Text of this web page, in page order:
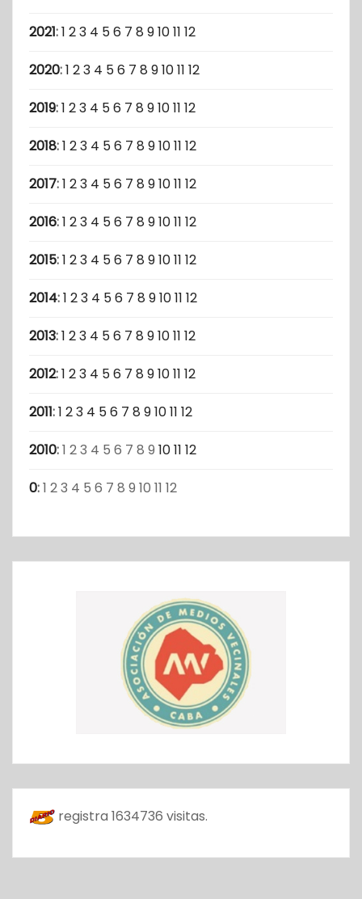
2021:1 23 4 56 7 8 91011 12
2020:1 23 4 56 7 8 91011 12
2019:1 23 4 56 7 8 91011 12
2018:1 23 4 56 7 8 91011 12
2017:1 23 4 56 7 8 91011 12
2016:1 23 4 56 7 8 91011 12
2015:1 23 4 56 7 8 91011 12
2014:1 23 4 56 7 8 91011 12
2013:1 23 4 56 7 8 91011 12
2012:1 23 4 56 7 8 91011 12
2011:1 23 4 56 7 8 91011 12
2010:1 23 4 5 6 7 8 9 1011 12
0:1 23 4 5 6 7 8 9 10 11 12
registra 1634736 visitas.